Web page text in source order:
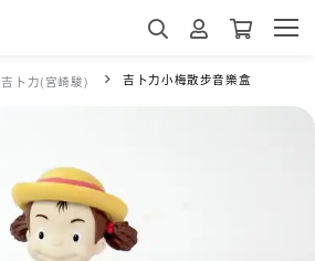
吉卜力(宮崎駿) 吉卜力小梅散步音樂盒